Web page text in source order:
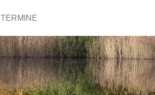
TERMINE